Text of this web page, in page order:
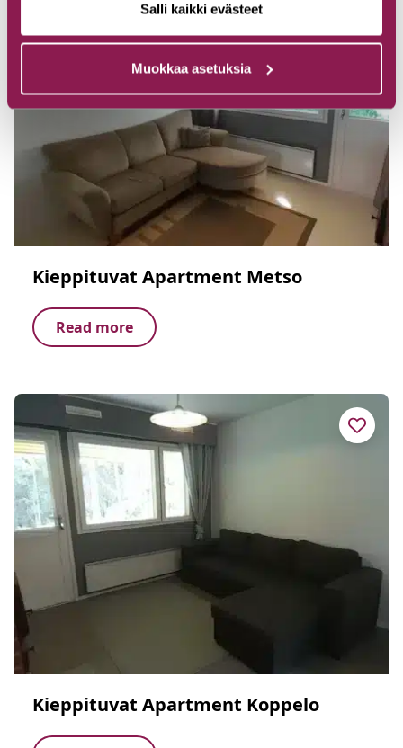
Salli kaikki evästeet
Muokkaa asetuksia
Kieppituvat Apartment Metso
Read more
Kieppituvat Apartment Koppelo